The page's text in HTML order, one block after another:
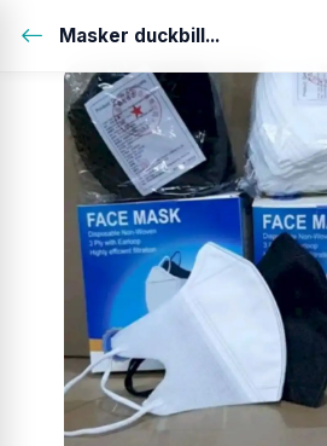
Masker duckbill...